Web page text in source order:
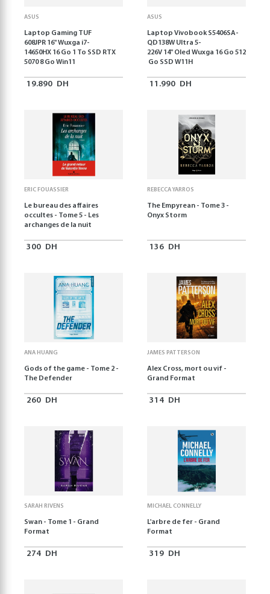
ASUS
Laptop Gaming TUF
608JPR 16'' Wuxga i7-
14650HX 16 Go 1 To SSD RTX
5070 8 Go Win11
19.890 DH
ASUS
Laptop Vivobook S5406SA-
QD138W Ultra 5-
226V 14" Oled Wuxga 16 Go 512
Go SSD W11H
11.990 DH
ERIC FOUASSIER
Le bureau des affaires
occultes - Tome 5 - Les
archanges de la nuit
300 DH
REBECCA YARROS
The Empyrean - Tome 3 -
Onyx Storm
136 DH
ANA HUANG
Gods of the game - Tome 2 -
The Defender
260 DH
JAMES PATTERSON
Alex Cross, mort ou vif -
Grand Format
314 DH
SARAH RIVENS
Swan - Tome 1 - Grand
Format
274 DH
MICHAEL CONNELLY
L'arbre de fer - Grand
Format
319 DH